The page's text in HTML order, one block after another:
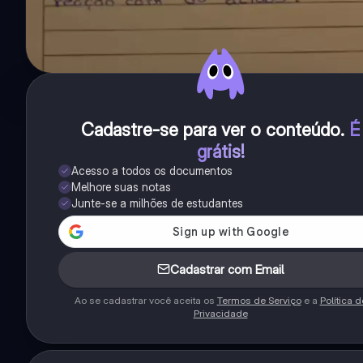
Cadastre-se para ver o conteúdo. É
grátis!
Acesso a todos os documentos
Melhore suas notas
Junte-se a milhões de estudantes
Cadastrar com Email
Ao se cadastrar você aceita os Termos de Serviçoe a Política
Privacidade